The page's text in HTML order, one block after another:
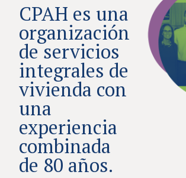
CPAH es una
organización
de servicios
integrales de
vivienda con
una
experiencia
combinada
de 80 años.